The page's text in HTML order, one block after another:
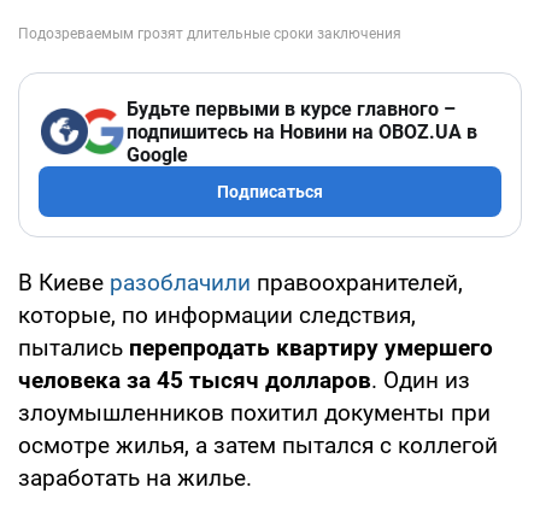
Будьте первыми в курсе главного –
подпишитесь на Новини на OBOZ.UA в
Google
Подписаться
В Киеве разоблачили правоохранителей,
которые, по информации следствия,
пытались перепродать квартиру умершего
человека за 45 тысяч долларов. Один из
злоумышленников похитил документы при
осмотре жилья, а затем пытался с коллегой
заработать на жилье.